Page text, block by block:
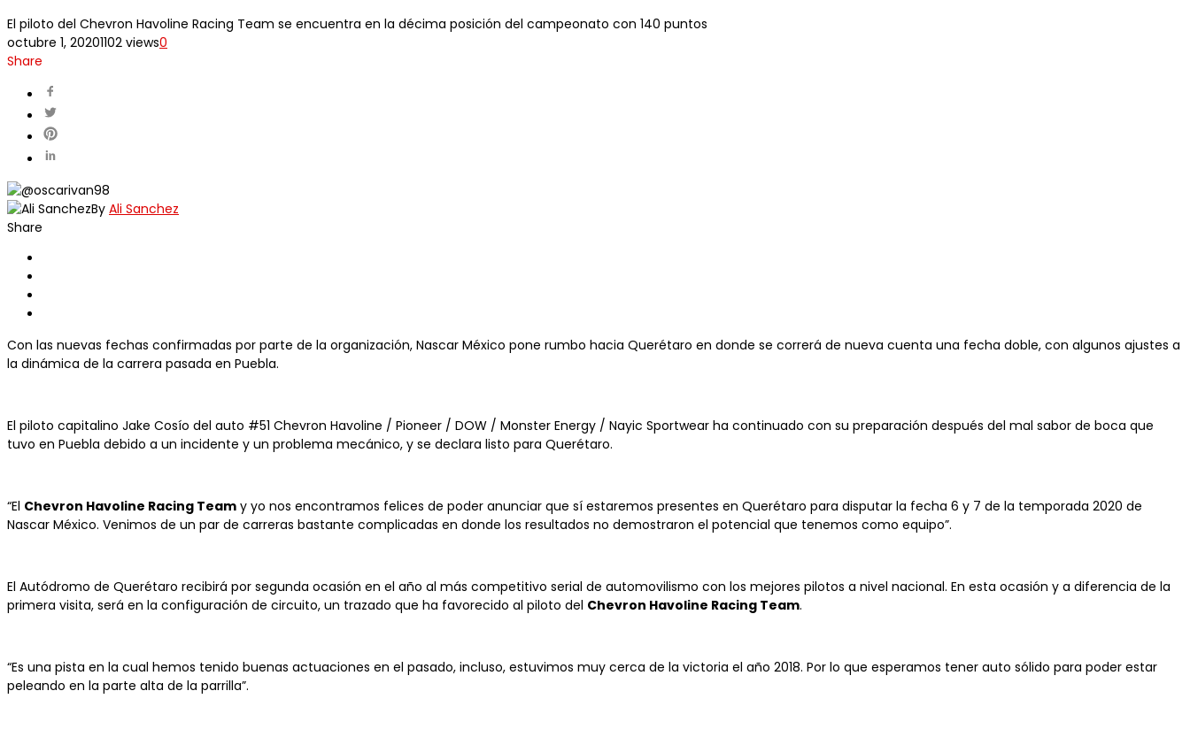
El piloto del Chevron Havoline Racing Team se encuentra en la décima posición del campeonato con 140 puntos
octubre 1, 20201102 views0
Share
By Ali Sanchez
Share
Con las nuevas fechas confirmadas por parte de la organización, Nascar México pone rumbo hacia Querétaro en donde se correrá de nueva cuenta una fecha doble, con algunos ajustes a
la dinámica de la carrera pasada en Puebla.
El piloto capitalino Jake Cosío del auto #51 Chevron Havoline / Pioneer / DOW / Monster Energy / Nayic Sportwear ha continuado con su preparación después del mal sabor de boca que
tuvo en Puebla debido a un incidente y un problema mecánico, y se declara listo para Querétaro.
“El Chevron Havoline Racing Team y yo nos encontramos felices de poder anunciar que sí estaremos presentes en Querétaro para disputar la fecha 6 y 7 de la temporada 2020 de
Nascar México. Venimos de un par de carreras bastante complicadas en donde los resultados no demostraron el potencial que tenemos como equipo”.
El Autódromo de Querétaro recibirá por segunda ocasión en el año al más competitivo serial de automovilismo con los mejores pilotos a nivel nacional. En esta ocasión y a diferencia de la
primera visita, será en la configuración de circuito, un trazado que ha favorecido al piloto del Chevron Havoline Racing Team.
“Es una pista en la cual hemos tenido buenas actuaciones en el pasado, incluso, estuvimos muy cerca de la victoria el año 2018. Por lo que esperamos tener auto sólido para poder estar
peleando en la parte alta de la parrilla”.